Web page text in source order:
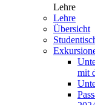
Lehre
Lehre
Übersicht
mit